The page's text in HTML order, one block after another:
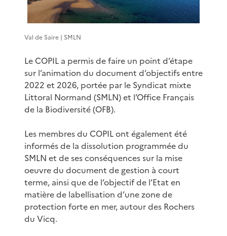
Val de Saire | SMLN
Le COPIL a permis de faire un point d’étape
sur l’animation du document d’objectifs entre
2022 et 2026, portée par le Syndicat mixte
Littoral Normand (SMLN) et l’Office Français
de la Biodiversité (OFB).
Les membres du COPIL ont également été
informés de la dissolution programmée du
SMLN et de ses conséquences sur la mise
oeuvre du document de gestion à court
terme, ainsi que de l’objectif de l’Etat en
matière de labellisation d’une zone de
protection forte en mer, autour des Rochers
du Vicq.